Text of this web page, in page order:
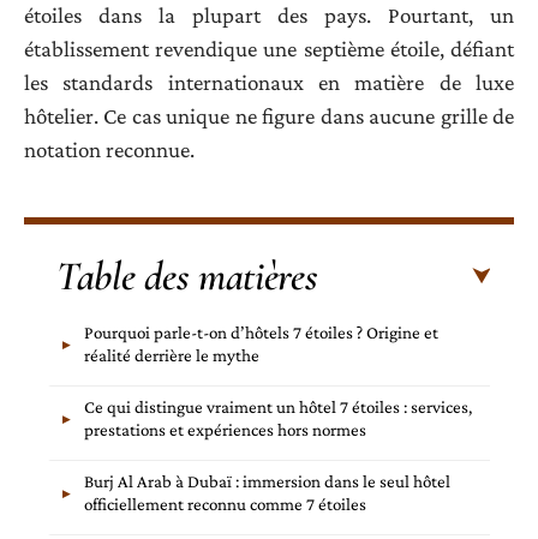
étoiles dans la plupart des pays. Pourtant, un
établissement revendique une septième étoile, défiant
les standards internationaux en matière de luxe
hôtelier. Ce cas unique ne figure dans aucune grille de
notation reconnue.
Table des matières
Pourquoi parle-t-on d’hôtels 7 étoiles ? Origine et
réalité derrière le mythe
Ce qui distingue vraiment un hôtel 7 étoiles : services,
prestations et expériences hors normes
Burj Al Arab à Dubaï : immersion dans le seul hôtel
officiellement reconnu comme 7 étoiles